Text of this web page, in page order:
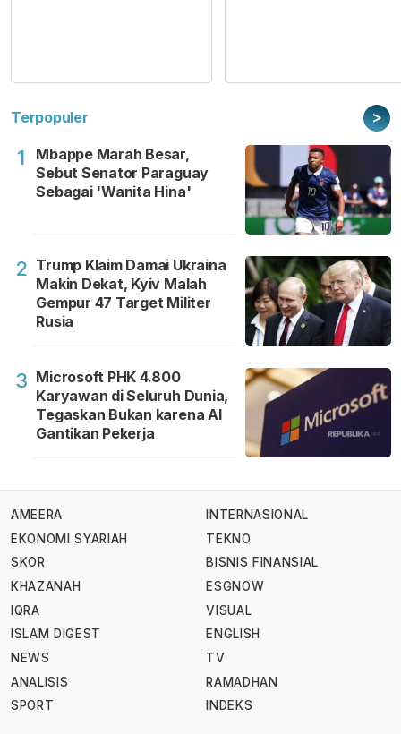
Terpopuler >
1
Mbappe Marah Besar,
Sebut Senator Paraguay
Sebagai 'Wanita Hina'
2 Trump Klaim Damai Ukraina
Makin Dekat, Kyiv Malah
Gempur 47 Target Militer
Rusia
3 Microsoft PHK 4.800
Karyawan di Seluruh Dunia,
Tegaskan Bukan karena AI
Gantikan Pekerja
AMEERA
EKONOMI SYARIAH
SKOR
KHAZANAH
IQRA
ISLAM DIGEST
NEWS
ANALISIS
SPORT
INTERNASIONAL
TEKNO
BISNIS FINANSIAL
ESGNOW
VISUAL
ENGLISH
TV
RAMADHAN
INDEKS